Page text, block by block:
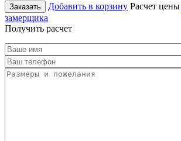
Заказать Добавить в корзину Расчет цены
замерщика
Получить расчет